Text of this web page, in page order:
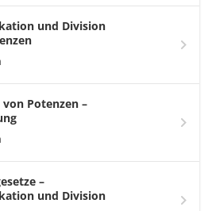
und Division
Potenzen –
–
und Division